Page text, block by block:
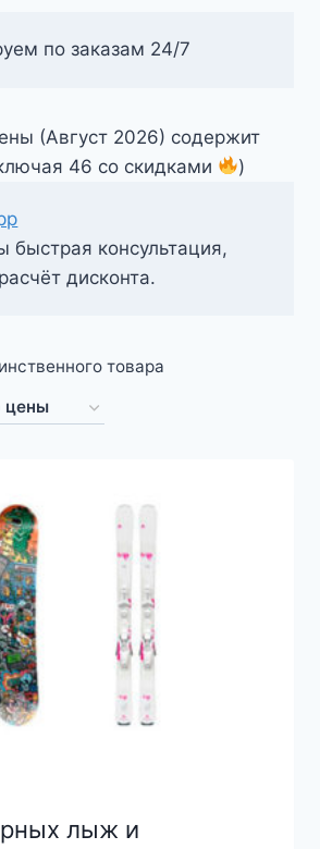
по заказам 24/7
(Август 2026) содержит
46 со скидками
)
быстрая консультация,
дисконта.
товара
лыж и